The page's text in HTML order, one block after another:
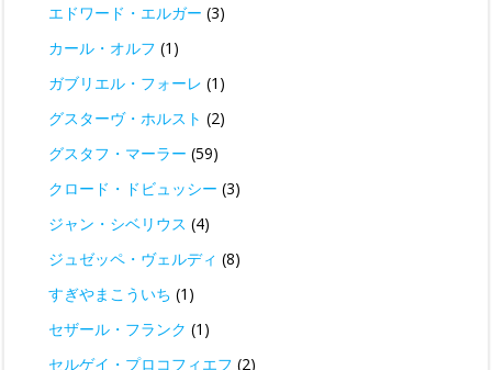
エドワード・エルガー (3)
カール・オルフ (1)
ガブリエル・フォーレ (1)
グスターヴ・ホルスト (2)
グスタフ・マーラー (59)
クロード・ドビュッシー (3)
ジャン・シベリウス (4)
ジュゼッペ・ヴェルディ (8)
すぎやまこういち (1)
セザール・フランク (1)
セルゲイ・プロコフィエフ (2)